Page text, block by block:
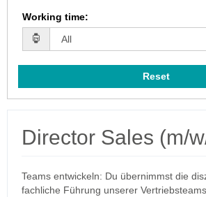
Working time:
Reset
Director Sales (m/
Teams entwickeln: Du übernimmst die
fachliche Führung unserer